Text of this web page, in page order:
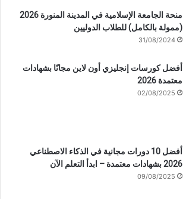
منحة الجامعة الإسلامية في المدينة المنورة 2026
(ممولة بالكامل) للطلاب الدوليين
31/08/2024
أفضل كورسات إنجليزي أون لاين مجانًا بشهادات
معتمدة 2026
02/08/2025
أفضل 10 دورات مجانية في الذكاء الاصطناعي
2026 بشهادات معتمدة – ابدأ التعلم الآن
09/08/2025